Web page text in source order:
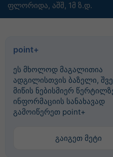
ფლორიდა, აშშ, 1მ ზ.დ.
point+
ეს მხოლოდ მაგალითია
ადგილისთვის ბაზელი,
მიწის ნებისმიერ
ინფორმაციის სანახავად
გამოიწერეთ point+
გაიგეთ მეტი